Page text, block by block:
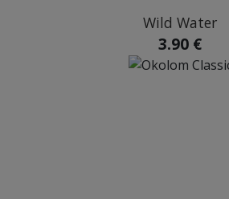
Wild Water
3.90 €